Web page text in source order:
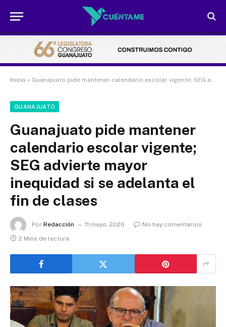
Inicio » Guanajuato pide mantener calendario escolar vigente; SEG advierte mayor inequidad si se adelanta el fin de clases
GUANAJUATO
Guanajuato pide mantener
calendario escolar vigente;
SEG advierte mayor
inequidad si se adelanta el
fin de clases
Por Redacción 11 mayo, 2026
No hay comentarios
2 Mins de lectura